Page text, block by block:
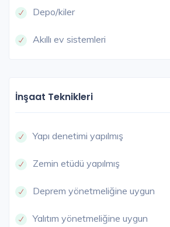
Depo/kiler
Akıllı ev sistemleri
İnşaat Teknikleri
Yapı denetimi yapılmış
Zemin etüdü yapılmış
Deprem yönetmeliğine uygun
Yalıtım yönetmeliğine uygun